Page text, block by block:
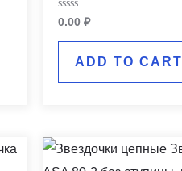
Rated
0
out
0.00 ₽
ADD TO CART